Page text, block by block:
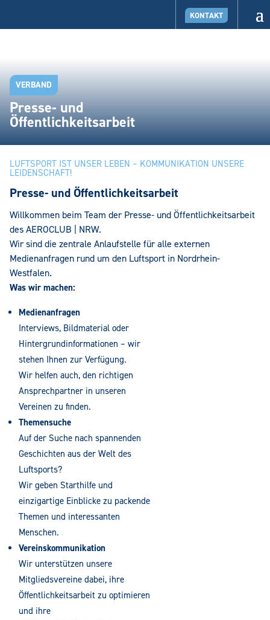
KONTAKT
VERBAND
Presse- und
Öffentlichkeitsarbeit
LUFTSPORT IST UNSER LEBEN – KOMMUNIKATION UNSERE
LEIDENSCHAFT!
Presse- und Öffentlichkeitsarbeit
Willkommen beim Team der Presse- und Öffentlichkeitsarbeit
des AEROCLUB | NRW.
Wir sind die zentrale Anlaufstelle für alle externen
Medienanfragen rund um den Luftsport in Nordrhein-
Westfalen.
Was wir machen:
Medienanfragen
Interviews, Bildmaterial oder
Hintergrundinformationen – wir
stehen Ihnen zur Verfügung.
Wir helfen auch, den richtigen
Ansprechpartner in unseren
Vereinen zu finden.
Themensuche
Auf der Suche nach spannenden
Geschichten aus der Welt des
Luftsports?
Wir geben Starthilfe und
einzigartige Einblicke zu packende
Themen und interessanten
Menschen.
Vereinskommunikation
Wir unterstützen unsere
Mitgliedsvereine dabei, ihre
Öffentlichkeitsarbeit zu optimieren
und ihre